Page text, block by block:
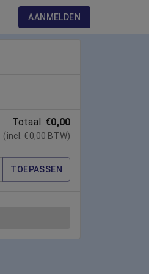
AANMELDEN
Totaal: €0,00
(incl. €0,00 BTW)
TOEPASSEN